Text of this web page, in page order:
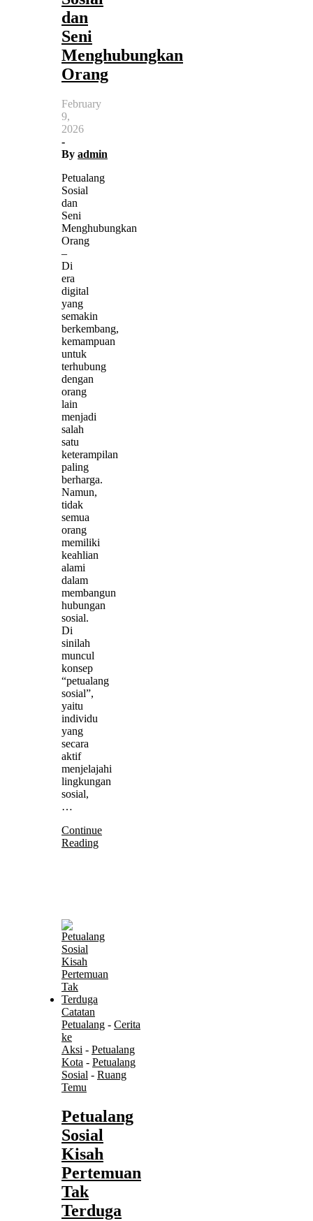
dan
Seni
Menghubungkan
Orang
February
9,
2026
-
By admin
Petualang
Sosial
dan
Seni
Menghubungkan
Orang
–
Di
era
digital
yang
semakin
berkembang,
kemampuan
untuk
terhubung
dengan
orang
lain
menjadi
salah
satu
keterampilan
paling
berharga.
Namun,
tidak
semua
orang
memiliki
keahlian
alami
dalam
membangun
hubungan
sosial.
Di
sinilah
muncul
konsep
“petualang
sosial”,
yaitu
individu
yang
secara
aktif
menjelajahi
lingkungan
sosial,
…
Continue
Reading
Catatan
Petualang - Cerita
ke
Aksi - Petualang
Kota - Petualang
Sosial - Ruang
Temu
Petualang
Sosial
Kisah
Pertemuan
Tak
Terduga